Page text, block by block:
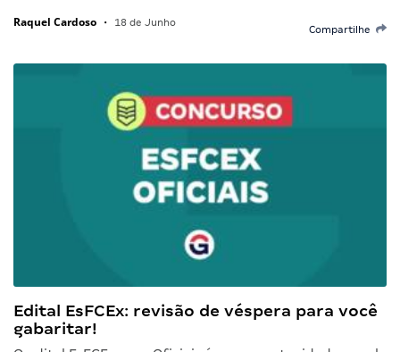
Raquel Cardoso • 18 de Junho
Compartilhe
Edital EsFCEx: revisão de véspera para você
gabaritar!